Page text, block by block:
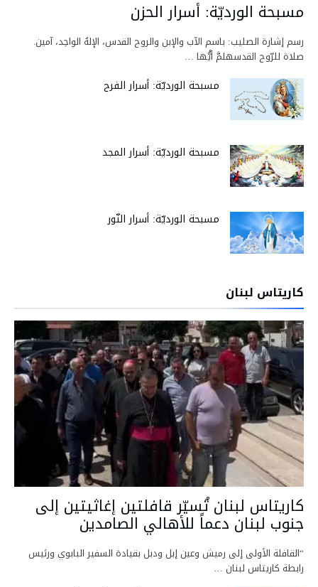
مسبحة الورديّة: أسرار الحزن
رسم إشارة الصليب: باسم الآب والإبن والروح القدس، الإلهُ الواحِد، آمين.
صلاة للرّوح القدسهلمَّ أيُّها …
مسبحة الورديّة: أسرار الفرح
مسبحة الورديّة: أسرار المجد
مسبحة الورديّة: أسرار النّور
كاريتاس لبنان
كاريتاس لبنان تُسيّر قافلتين إغاثيتين إلى
جنوب لبنان دعماً للأهالي الصامدين
“القافلة الأولى إلى رميش وعين إبل ودبل بقيادة السفير البابوي ورئيس
رابطة كاريتاس لبنان …